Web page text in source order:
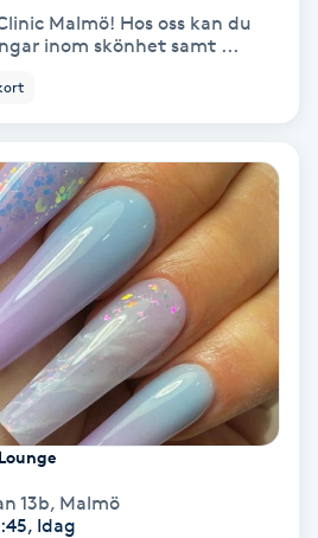
Malmö! Hos oss kan du
inom skönhet samt ...
13b, Malmö
Idag